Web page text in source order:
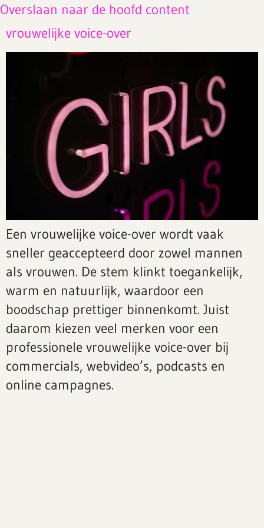
Overslaan naar de hoofd content
vrouwelijke voice-over
Een vrouwelijke voice-over wordt vaak
sneller geaccepteerd door zowel mannen
als vrouwen. De stem klinkt toegankelijk,
warm en natuurlijk, waardoor een
boodschap prettiger binnenkomt. Juist
daarom kiezen veel merken voor een
professionele vrouwelijke voice-over bij
commercials, webvideo’s, podcasts en
online campagnes.